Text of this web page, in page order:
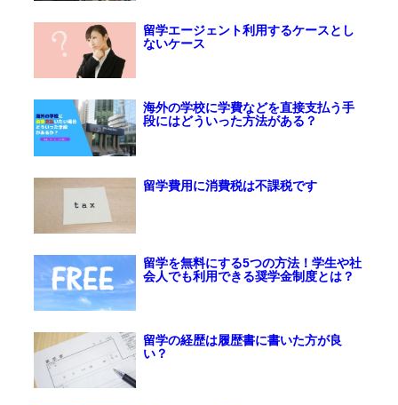
留学エージェント利用するケースとし
ないケース
海外の学校に学費などを直接支払う手
段にはどういった方法がある？
留学費用に消費税は不課税です
留学を無料にする5つの方法！学生や社
会人でも利用できる奨学金制度とは？
留学の経歴は履歴書に書いた方が良
い？